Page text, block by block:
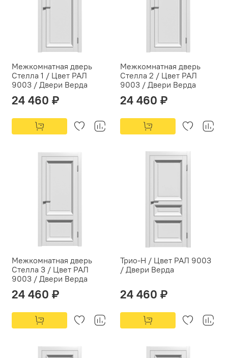
Межкомнатная дверь
Стелла 1 / Цвет РАЛ
9003 / Двери Верда
24 460 ₽
Межкомнатная дверь
Стелла 2 / Цвет РАЛ
9003 / Двери Верда
24 460 ₽
Межкомнатная дверь
Стелла 3 / Цвет РАЛ
9003 / Двери Верда
24 460 ₽
Трио-Н / Цвет РАЛ 9003
/ Двери Верда
24 460 ₽